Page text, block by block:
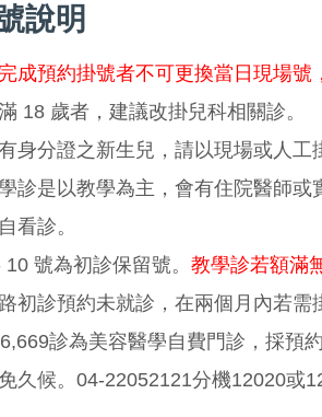
說明
成預約掛號者不可更換當日現場號
18 歲者，建議改掛兒科相關診。
身分證之新生兒，請以現場或人工
診是以教學為主，會有住院醫師
看診。
10 號為初診保留號。 教學診若額滿
初診預約未就診，在兩個月內若需
診為美容醫學自費門診，採預
久候。04-22052121分機12020或